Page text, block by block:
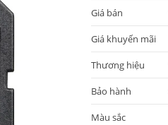
Giá bán
Giá khuyến mãi
Thương hiệu
Bảo hành
Màu sắc